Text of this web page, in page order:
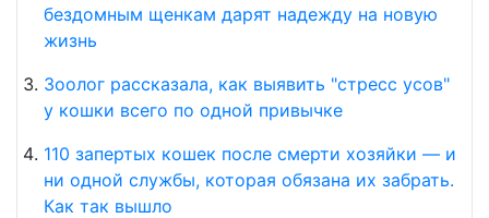
бездомным щенкам дарят надежду на новую
жизнь
Зоолог рассказала, как выявить "стресс усов"
у кошки всего по одной привычке
110 запертых кошек после смерти хозяйки — и
ни одной службы, которая обязана их забрать.
Как так вышло